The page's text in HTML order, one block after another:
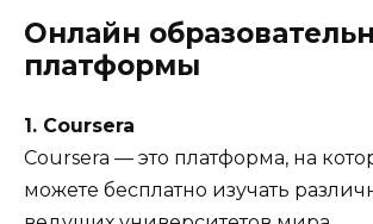
Онлайн
платформы
1. Coursera
Coursera — это платформа, на
можете бесплатно изучать